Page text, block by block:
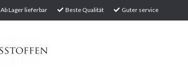
Ab Lager lieferbar Beste Qualität Guter service